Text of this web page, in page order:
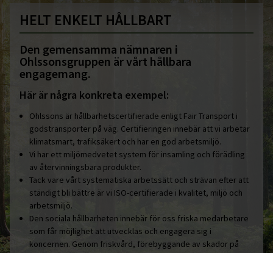
HELT ENKELT HÅLLBART
Den gemensamma nämnaren i
Ohlssonsgruppen är vårt hållbara
engagemang.
Här är några konkreta exempel:
Ohlssons är hållbarhetscertifierade enligt Fair Transport i
godstransporter på väg. Certifieringen innebär att vi arbetar
klimatsmart, trafiksäkert och har en god arbetsmiljö.
Vi har ett miljömedvetet system för insamling och förädling
av återvinningsbara produkter.
Tack vare vårt systematiska arbetssätt och strävan efter att
ständigt bli bättre är vi ISO-certifierade i kvalitet, miljö och
arbetsmiljö.
Den sociala hållbarheten innebär för oss friska medarbetare
som får möjlighet att utvecklas och engagera sig i
koncernen. Genom friskvård, förebyggande av skador på